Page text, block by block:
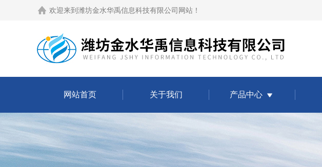
欢迎来到 潍坊金水华禹信息科技有限公司网站 ！
网站首页 关于我们 产品中心